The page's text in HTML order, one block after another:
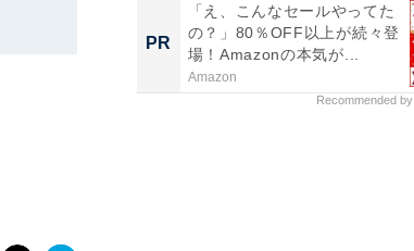
PR
「え、こんなセールやってた
の？」80％OFF以上が続々登
場！Amazonの本気が...
Amazon
Recommended by